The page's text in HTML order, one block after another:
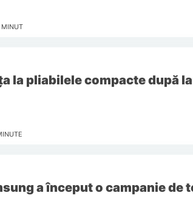
MINUT
la pliabilele compacte după
a început o campanie de